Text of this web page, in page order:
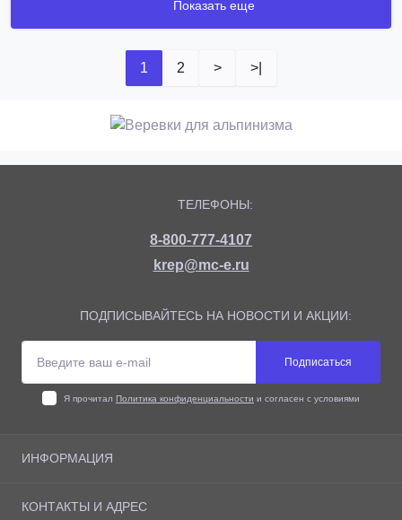
Показать еще
1 2 > >|
ТЕЛЕФОНЫ:
8-800-777-4107
krep@mc-e.ru
ПОДПИСЫВАЙТЕСЬ НА НОВОСТИ И АКЦИИ:
Подписаться
Я прочитал Политика конфиденциальности и согласен с условиями
ИНФОРМАЦИЯ
Доставка
КОНТАКТЫ И АДРЕС